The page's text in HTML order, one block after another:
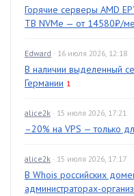
Горячие серверы AMD
TB NVMe — от 14580₽/
Edward · 16 июля 2026, 12:18
В наличии выделенный
Германии 1
alice2k · 15 июля 2026, 17:21
–20% на VPS — только
alice2k · 15 июля 2026, 17:17
В Whois российских
администраторах-